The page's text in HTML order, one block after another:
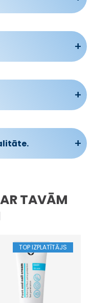
optimālu
gels veicina
piedāvājot
TAVĀM
TOP IZPLATĪTĀJS